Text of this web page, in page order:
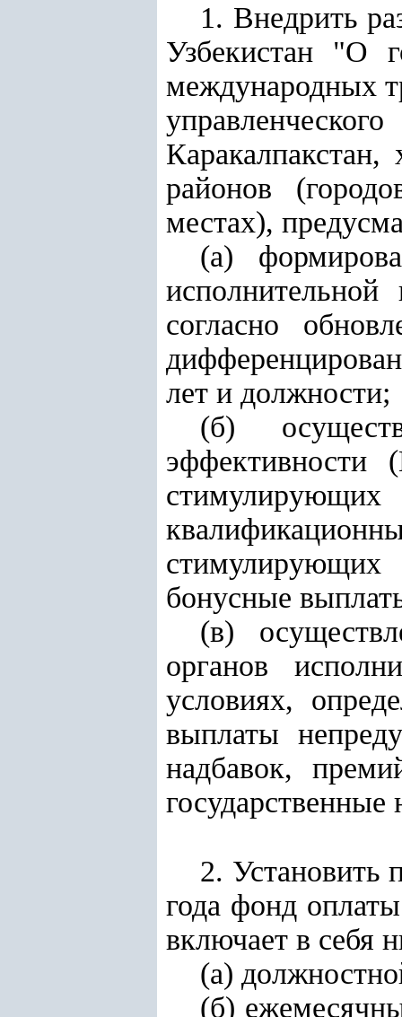
1. Внедрить
Узбекистан "О
международных
районов
местах),
(а)
согласно
лет и должности;
(б)
эффективности
стимулирующих
бонусные
(в)
органов
условиях,
выплаты
надбавок,
государственные
2. Установить
года фонд
включает в себя
(а)
(б)